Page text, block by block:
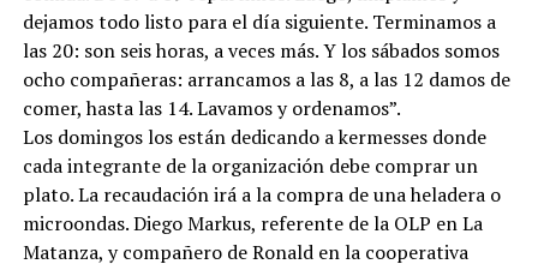
dejamos todo listo para el día siguiente. Terminamos a
las 20: son seis horas, a veces más. Y los sábados somos
ocho compañeras: arrancamos a las 8, a las 12 damos de
comer, hasta las 14. Lavamos y ordenamos”.
Los domingos los están dedicando a kermesses donde
cada integrante de la organización debe comprar un
plato. La recaudación irá a la compra de una heladera o
microondas. Diego Markus, referente de la OLP en La
Matanza, y compañero de Ronald en la cooperativa